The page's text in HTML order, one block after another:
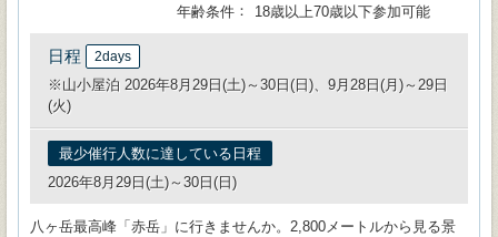
年齢条件
18歳以上70歳以下参加可能
日程 2days
※山小屋泊 2026年8月29日(土)～30日(日)、9月28日(月)～29日
(火)
最少催行人数に達している日程
2026年8月29日(土)～30日(日)
八ヶ岳最高峰「赤岳」に行きませんか。2,800メートルから見る景